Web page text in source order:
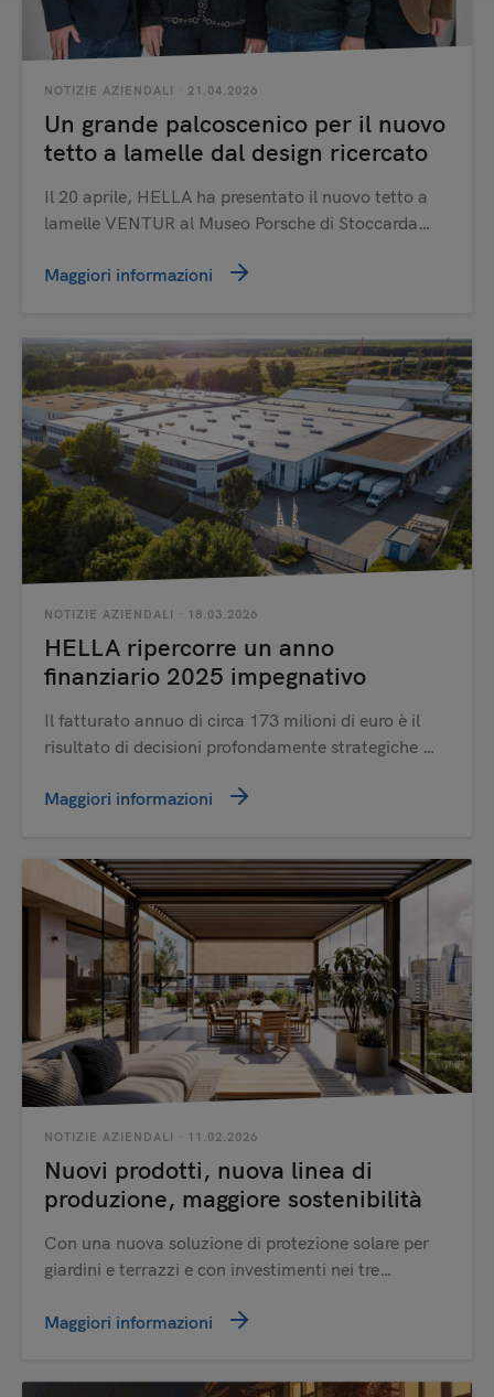
NOTIZIE AZIENDALI · 21.04.2026
Un grande palcoscenico per il nuovo
tetto a lamelle dal design ricercato
Il 20 aprile, HELLA ha presentato il nuovo tetto a
lamelle VENTUR al Museo Porsche di Stoccarda…
Maggiori informazioni
NOTIZIE AZIENDALI · 18.03.2026
HELLA ripercorre un anno
finanziario 2025 impegnativo
Il fatturato annuo di circa 173 milioni di euro è il
risultato di decisioni profondamente strategiche …
Maggiori informazioni
NOTIZIE AZIENDALI · 11.02.2026
Nuovi prodotti, nuova linea di
produzione, maggiore sostenibilità
Con una nuova soluzione di protezione solare per
giardini e terrazzi e con investimenti nei tre…
Maggiori informazioni